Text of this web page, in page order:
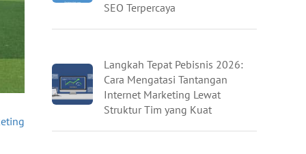
SEO Terpercaya
Langkah Tepat Pebisnis 2026:
Cara Mengatasi Tantangan
Internet Marketing Lewat
Struktur Tim yang Kuat